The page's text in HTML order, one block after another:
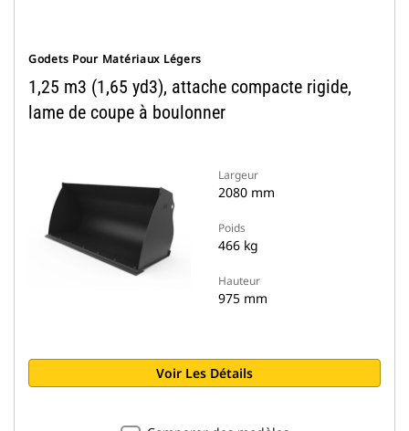
Godets Pour Matériaux Légers
1,25 m3 (1,65 yd3), attache compacte rigide,
lame de coupe à boulonner
Largeur
2080 mm
Poids
466 kg
Hauteur
975 mm
Voir Les Détails